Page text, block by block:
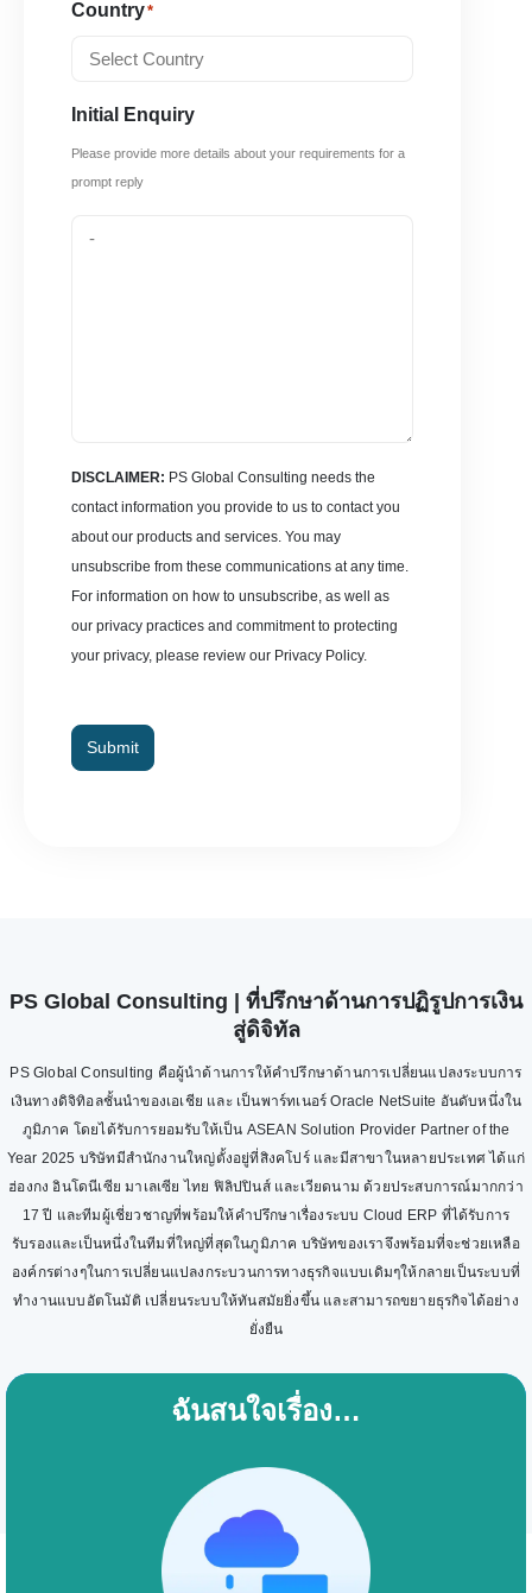
Country*
Initial Enquiry
Please provide more details about your requirements for a
prompt reply
DISCLAIMER: PS Global Consulting needs the
contact information you provide to us to contact you
about our products and services. You may
unsubscribe from these communications at any time.
For information on how to unsubscribe, as well as
our privacy practices and commitment to protecting
your privacy, please review our Privacy Policy.
Submit
PS Global Consulting | ที่ปรึกษาด้านการปฏิรูปการเงิน
สู่ดิจิทัล
PS Global Consulting คือผู้นำด้านการให้คำปรึกษาด้านการเปลี่ยนแปลงระบบการ
เงินทางดิจิทิอลชั้นนำของเอเชีย และ เป็นพาร์ทเนอร์ Oracle NetSuite อันดับหนึ่งใน
ภูมิภาค โดยได้รับการยอมรับให้เป็น ASEAN Solution Provider Partner of the
Year 2025 บริษัทมีสำนักงานใหญ่ตั้งอยู่ที่สิงคโปร์ และมีสาขาในหลายประเทศ ได้แก่
ฮ่องกง อินโดนีเซีย มาเลเซีย ไทย ฟิลิปปินส์ และเวียดนาม ด้วยประสบการณ์มากกว่า
17 ปี และทีมผู้เชี่ยวชาญที่พร้อมให้คำปรึกษาเรื่องระบบ Cloud ERP ที่ได้รับการ
รับรองและเป็นหนึ่งในทีมที่ใหญ่ที่สุดในภูมิภาค บริษัทของเราจึงพร้อมที่จะช่วยเหลือ
องค์กรต่างๆในการเปลี่ยนแปลงกระบวนการทางธุรกิจแบบเดิมๆให้กลายเป็นระบบที่
ทำงานแบบอัตโนมัติ เปลี่ยนระบบให้ทันสมัยยิ่งขึ้น และสามารถขยายธุรกิจได้อย่าง
ยั่งยืน
ฉันสนใจเรื่อง…